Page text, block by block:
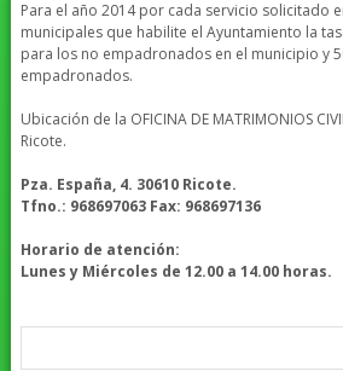
Para el año 2014 por cada servicio solicitado
municipales que habilite el Ayuntamiento la
para los no empadronados en el municipio y
empadronados.
Ubicación de la OFICINA DE MATRIMONIOS
Ricote.
Pza. España, 4. 30610 Ricote.
Tfno.: 968697063 Fax: 968697136
Horario de atención:
Lunes y Miércoles de 12.00 a 14.00 horas.